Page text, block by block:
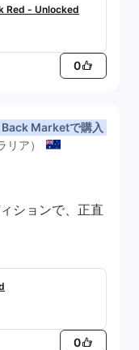
Red - Unlocked
0
Back Marketで購入
リア）
ションで、正直
0